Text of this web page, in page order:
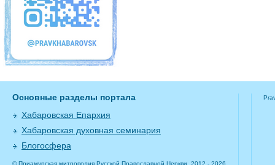
Основные разделы портала
Хабаровская Епархия
Хабаровская духовная семинария
Блогосфера
© Приамурская митрополия Русской Православной Церкви, 2012 - 2026